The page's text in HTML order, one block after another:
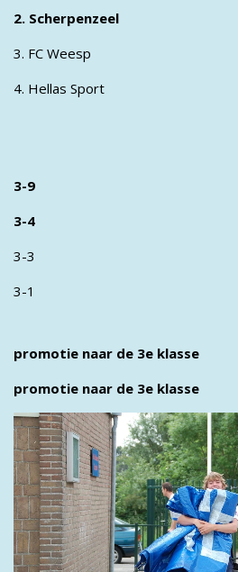
2. Scherpenzeel
3. FC Weesp
4. Hellas Sport
3-9
3-4
3-3
3-1
promotie naar de 3e klasse
promotie naar de 3e klasse